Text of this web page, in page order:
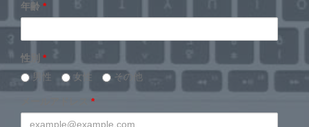
年齢 *
性別 *
男性
女性 その他
*